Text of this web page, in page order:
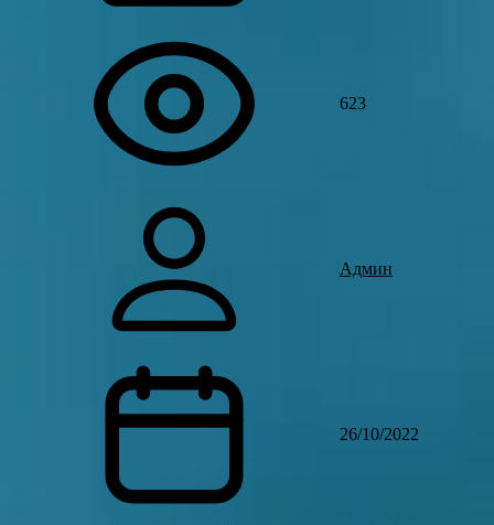
623
Админ
26/10/2022